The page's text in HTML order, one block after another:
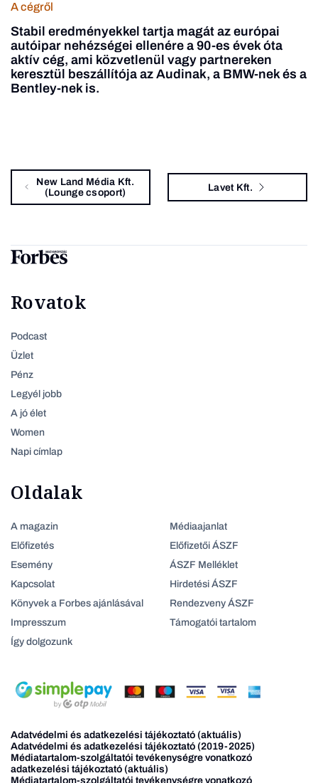
A cégről
Stabil eredményekkel tartja magát az európai
autóipar nehézségei ellenére a 90-es évek óta
aktív cég, ami közvetlenül vagy partnereken
keresztül beszállítója az Audinak, a BMW-nek és a
Bentley-nek is.
New Land Média Kft.
(Lounge csoport)
Lavet Kft.
Rovatok
Podcast
Üzlet
Pénz
Legyél jobb
A jó élet
Women
Napi címlap
Oldalak
A magazin
Előfizetés
Esemény
Kapcsolat
Könyvek a Forbes ajánlásával
Impresszum
Így dolgozunk
Médiaajanlat
Előfizetői ÁSZF
ÁSZF Melléklet
Hirdetési ÁSZF
Rendezveny ÁSZF
Támogatói tartalom
Adatvédelmi és adatkezelési tájékoztató (aktuális)
Adatvédelmi és adatkezelési tájékoztató (2019-2025)
Médiatartalom-szolgáltatói tevékenységre vonatkozó
adatkezelési tájékoztató (aktuális)
Médiatartalom-szolgáltatói tevékenységre vonatkozó